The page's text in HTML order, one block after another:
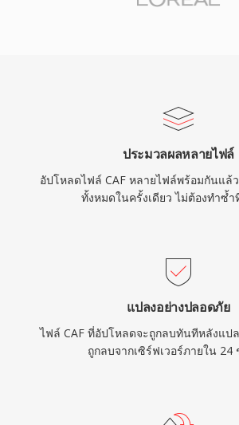
ประมวลผลหลายไฟล์
อัปโหลดไฟล์ CAF หลายไฟล์พร้อมกันแล้ว
ทั้งหมดในครั้งเดียว ไม่ต้องทำซ้
แปลงอย่างปลอดภัย
ไฟล์ CAF ที่อัปโหลดจะถูกลบทันทีหลังแปล
ถูกลบจากเซิร์ฟเวอร์ภายใน 24